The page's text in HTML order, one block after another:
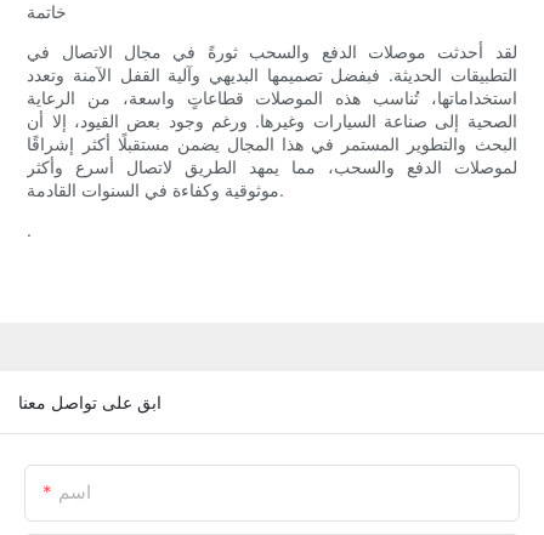
خاتمة
لقد أحدثت موصلات الدفع والسحب ثورةً في مجال الاتصال في
التطبيقات الحديثة. فبفضل تصميمها البديهي وآلية القفل الآمنة وتعدد
استخداماتها، تُناسب هذه الموصلات قطاعاتٍ واسعة، من الرعاية
الصحية إلى صناعة السيارات وغيرها. ورغم وجود بعض القيود، إلا أن
البحث والتطوير المستمر في هذا المجال يضمن مستقبلًا أكثر إشراقًا
لموصلات الدفع والسحب، مما يمهد الطريق لاتصال أسرع وأكثر
موثوقية وكفاءة في السنوات القادمة.
.
ابق على تواصل معنا
اسم